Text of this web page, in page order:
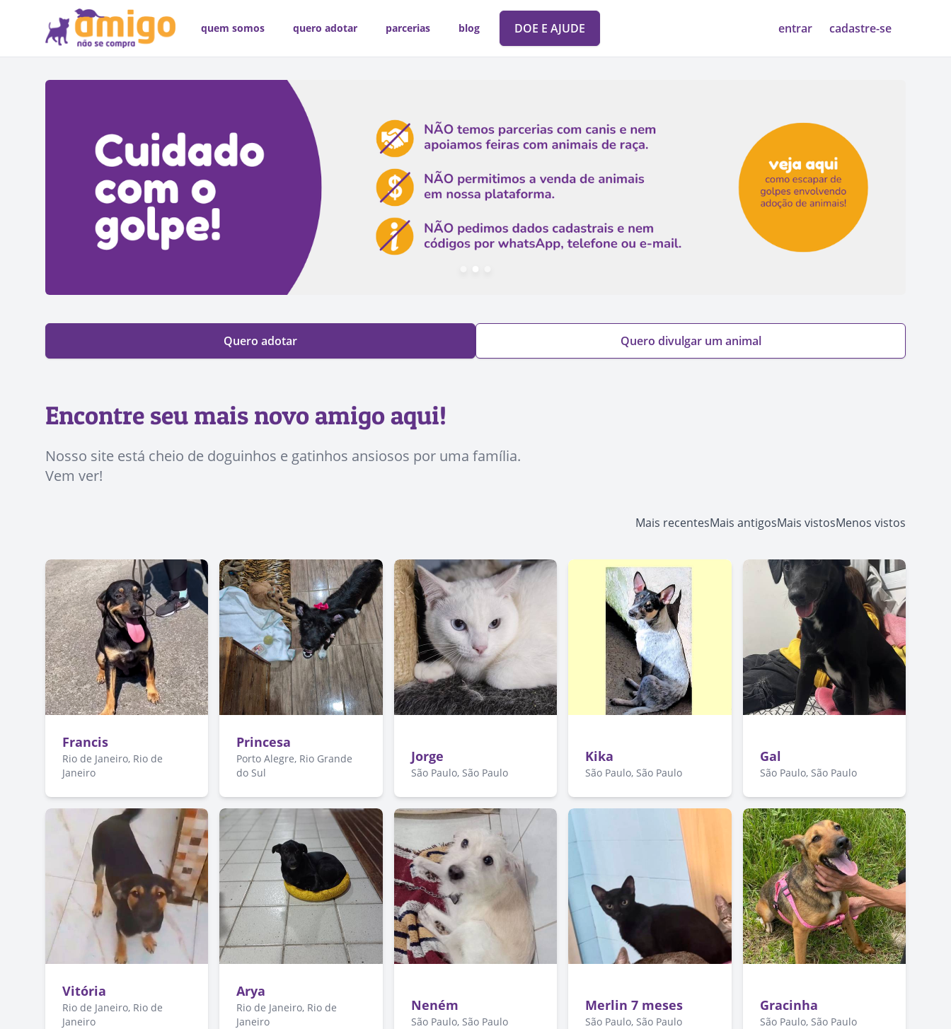
quem somos quero adotar parcerias blog DOE E AJUDE entrar cadastre-se
Quero adotar Quero divulgar um animal
Encontre seu mais novo amigo aqui!
Nosso site está cheio de doguinhos e gatinhos ansiosos por uma família.
Vem ver!
Mais recentesMais antigosMais vistosMenos vistos
Francis
Rio de Janeiro, Rio de
Janeiro
Princesa
Porto Alegre, Rio Grande
do Sul
Jorge
São Paulo, São Paulo
Kika
São Paulo, São Paulo
Gal
São Paulo, São Paulo
Vitória
Rio de Janeiro, Rio de
Janeiro
Arya
Rio de Janeiro, Rio de
Janeiro
Neném
São Paulo, São Paulo
Merlin 7 meses
São Paulo, São Paulo
Gracinha
São Paulo, São Paulo